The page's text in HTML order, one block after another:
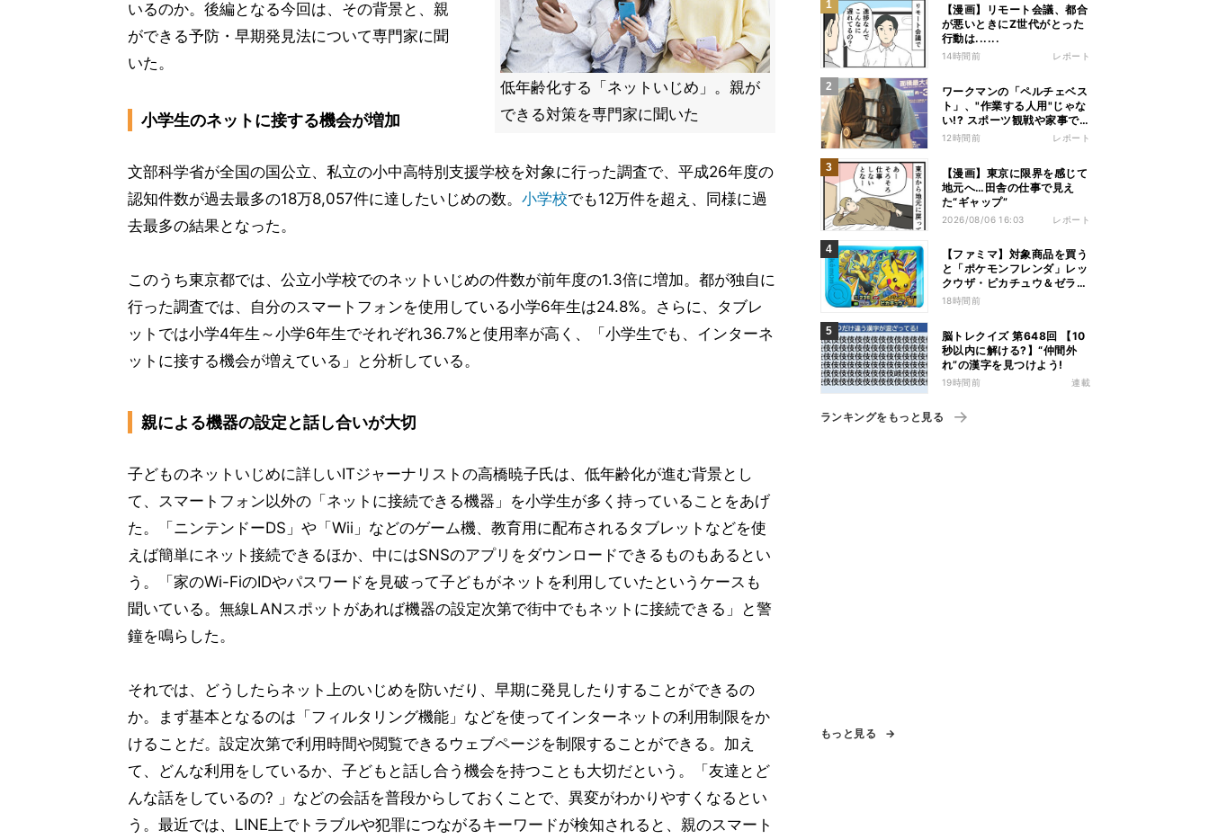
低年齢化する「ネットいじめ」。親が
できる対策を専門家に聞いた
いるのか。後編となる今回は、その背景と、親
ができる予防・早期発見法について専門家に聞
いた。
小学生のネットに接する機会が増加
文部科学省が全国の国公立、私立の小中高特別支援学校を対象に行った調査で、平成26年度の
認知件数が過去最多の18万8,057件に達したいじめの数。 小学校でも12万件を超え、同様に過
去最多の結果となった。
このうち東京都では、公立小学校でのネットいじめの件数が前年度の1.3倍に増加。都が独自に
行った調査では、自分のスマートフォンを使用している小学6年生は24.8%。さらに、タブレ
ットでは小学4年生～小学6年生でそれぞれ36.7%と使用率が高く、「小学生でも、インターネ
ットに接する機会が増えている」と分析している。
親による機器の設定と話し合いが大切
子どものネットいじめに詳しいITジャーナリストの高橋暁子氏は、低年齢化が進む背景とし
て、スマートフォン以外の「ネットに接続できる機器」を小学生が多く持っていることをあげ
た。「ニンテンドーDS」や「Wii」などのゲーム機、教育用に配布されるタブレットなどを使
えば簡単にネット接続できるほか、中にはSNSのアプリをダウンロードできるものもあるとい
う。「家のWi-FiのIDやパスワードを見破って子どもがネットを利用していたというケースも
聞いている。無線LANスポットがあれば機器の設定次第で街中でもネットに接続できる」と警
鐘を鳴らした。
それでは、どうしたらネット上のいじめを防いだり、早期に発見したりすることができるの
か。まず基本となるのは「フィルタリング機能」などを使ってインターネットの利用制限をか
けることだ。設定次第で利用時間や閲覧できるウェブページを制限することができる。加え
て、どんな利用をしているか、子どもと話し合う機会を持つことも大切だという。「友達とど
んな話をしているの? 」などの会話を普段からしておくことで、異変がわかりやすくなるとい
う。最近では、LINE上でトラブルや犯罪につながるキーワードが検知されると、親のスマート
【漫画】リモート会議、都合
が悪いときにZ世代がとった
行動は......
14時間前 レポート
ワークマンの「ペルチェベス
ト」、"作業する人用"じゃな
い!? スポーツ観戦や家事で
の熱中症&冷え対策に――話
12時間前 レポート
【漫画】東京に限界を感じて
地元へ…田舎の仕事で見え
た“ギャップ”
2026/08/06 16:03 レポート
【ファミマ】対象商品を買う
と「ポケモンフレンダ」レッ
クウザ・ピカチュウ＆ゼラオ
ラのスペシャルフレンダピッ
18時間前
脳トレクイズ 第648回 【10
秒以内に解ける?】“仲間外
れ”の漢字を見つけよう!
19時間前 連載
ランキングをもっと見る
もっと見る